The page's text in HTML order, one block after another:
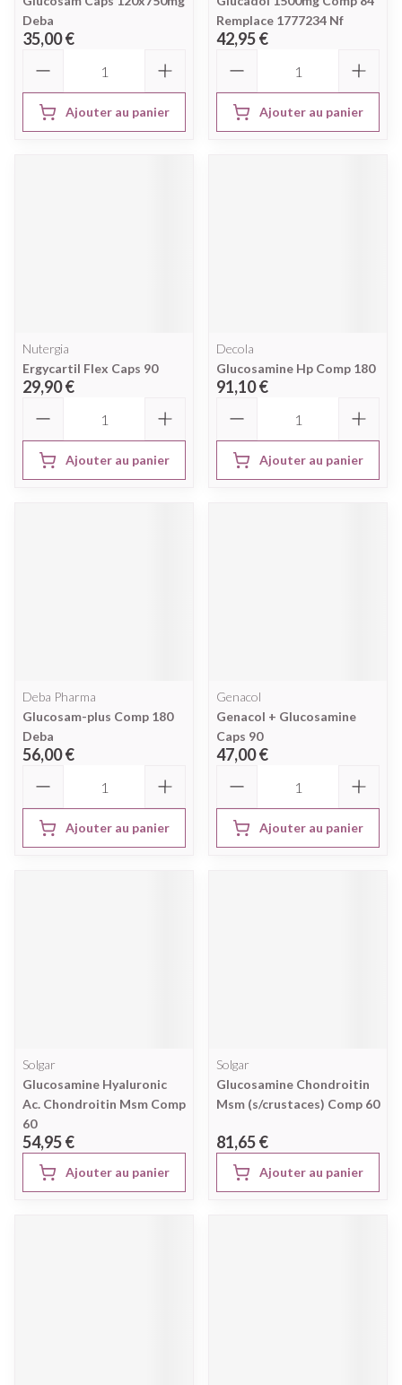
Deba
35,00 €
Ajouter au panier
Remplace 1777234 Nf
42,95 €
Ajouter au panier
Nutergia
Ergycartil Flex Caps 90
29,90 €
Ajouter au panier
Decola
Glucosamine Hp Comp 180
91,10 €
Ajouter au panier
Deba Pharma
Glucosam-plus Comp 180
Deba
56,00 €
Ajouter au panier
Genacol
Genacol + Glucosamine
Caps 90
47,00 €
Ajouter au panier
Solgar
Glucosamine Hyaluronic
Ac. Chondroitin Msm Comp
60
54,95 €
Ajouter au panier
Solgar
Glucosamine Chondroitin
Msm (s/crustaces) Comp 60
81,65 €
Ajouter au panier